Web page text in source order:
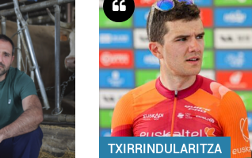
TXIRRINDULARITZA